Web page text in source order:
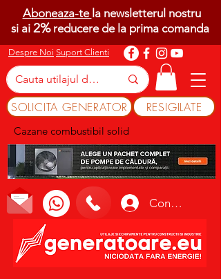
Despre Noi Suport Clienti
SOLICITA GENERATOR RESIGILATE
Cazane combustibil solid
Conectează-te
Aboneaza-te la newsletterul nostru
si ai 2%reducere de la prima comanda